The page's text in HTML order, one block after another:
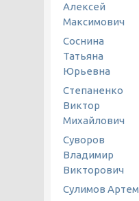
Алексей
Максимович
Соснина
Татьяна
Юрьевна
Степаненко
Виктор
Михайлович
Суворов
Владимир
Викторович
Сулимов Артем